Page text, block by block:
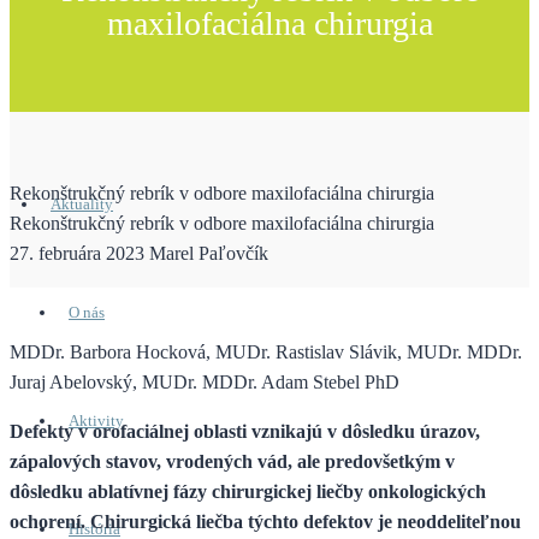
Aktuality
O nás
Aktivity
História
maxilofaciálna chirurgia
Rekonštrukčný rebrík v odbore maxilofaciálna chirurgia
Rekonštrukčný rebrík v odbore maxilofaciálna chirurgia
27. februára 2023 Marel Paľovčík
MDDr. Barbora Hocková, MUDr. Rastislav Slávik, MUDr. MDDr.
Juraj Abelovský, MUDr. MDDr. Adam Stebel PhD
Defekty v orofaciálnej oblasti vznikajú v dôsledku úrazov,
zápalových stavov, vrodených vád, ale predovšetkým v
dôsledku ablatívnej fázy chirurgickej liečby onkologických
ochorení. Chirurgická liečba týchto defektov je neoddeliteľnou